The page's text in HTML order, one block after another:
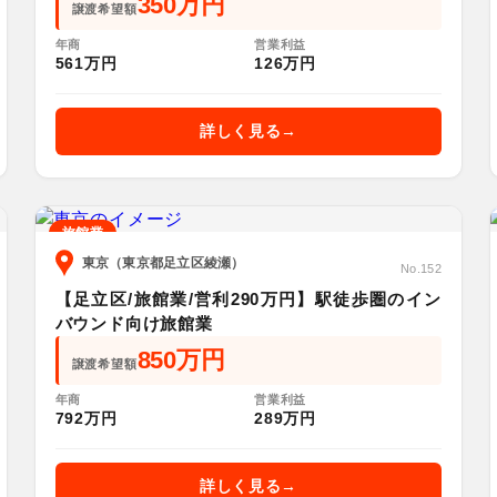
譲渡希望額
年商
561万円
営業利益
126万円
詳しく見る
旅館業
東京（東京都足立区綾瀬）
No.152
【足立区/旅館業/営利290万円】駅徒歩圏のイン
バウンド向け旅館業
譲渡希望額850万円
年商
792万円
営業利益
289万円
詳しく見る